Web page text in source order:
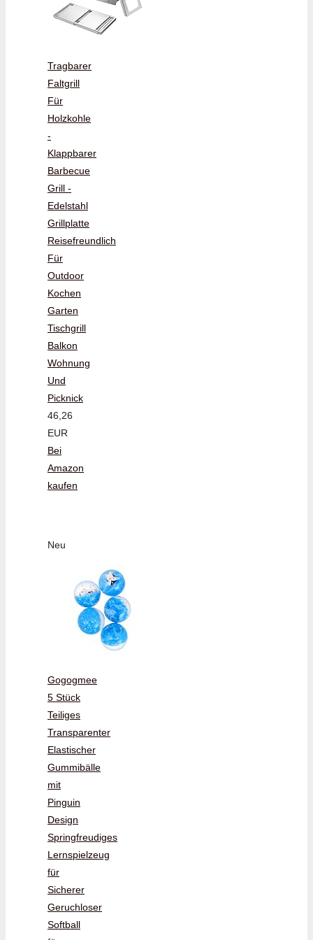
Tragbarer
Faltgrill
Für
Holzkohle
-
Klappbarer
Barbecue
Grill -
Edelstahl
Grillplatte
Reisefreundlich
Für
Outdoor
Kochen
Garten
Tischgrill
Balkon
Wohnung
Und
Picknick
46,26
EUR
Bei
Amazon
kaufen
Neu
Gogogmee
5 Stück
Teiliges
Transparenter
Elastischer
Gummibälle
mit
Pinguin
Design
Springfreudiges
Lernspielzeug
für
Sicherer
Geruchloser
Softball